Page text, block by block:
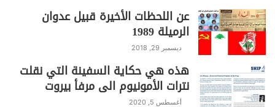
عن اللحظات الأخيرة قبيل عدوان
الرميلة 1989
ديسمبر 29, 2018
هذه هي حكاية السفينة التي نقلت
نترات الأمونيوم الى مرفأ بيروت
أغسطس 5, 2020